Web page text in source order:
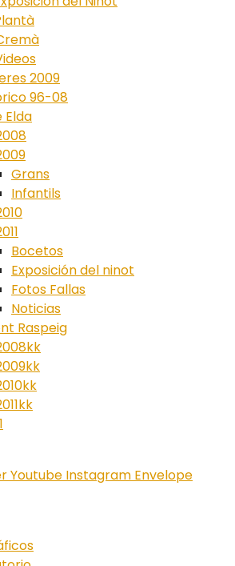
2009
96-08
Elda
Grans
Infantils
Bocetos
Exposición del ninot
Fotos Fallas
Noticias
Raspeig
Youtube Instagram Envelope